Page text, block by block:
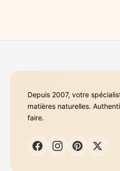
Depuis 2007, votre
matières naturelles.
faire.